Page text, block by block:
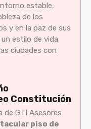
estable,
de los
y en la paz de sus
estilo de vida
ciudades con
Constitución
de GTI Asesores
piso de